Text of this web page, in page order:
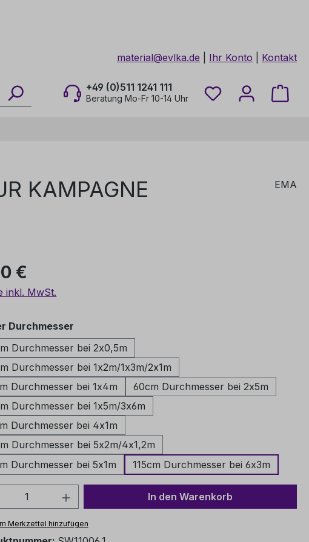
material@evlka.de Ihr Konto Kontakt
+49 (0)511 1241 111
Beratung Mo-Fr 10-14 Uhr
Du hast 0
KAMPAGNE
EMA
Preis:
€
inkl. MwSt.
Durchmesser
Durchmesser bei 2x0,5m
Durchmesser bei 1x2m/1x3m/2x1m
Durchmesser bei 1x4m
60cm Durchmesser bei 2x5m
Durchmesser bei 1x5m/3x6m
Durchmesser bei 4x1m
Durchmesser bei 5x2m/4x1,2m
Durchmesser bei 5x1m
115cm Durchmesser bei 6x3m
Anzahl: Gib den gewünschten Wert
In den Warenkorb
Merkzettel hinzufügen